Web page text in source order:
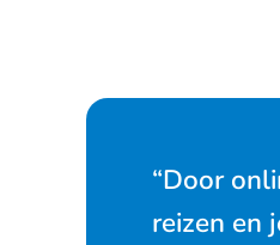
“Door
reizen en